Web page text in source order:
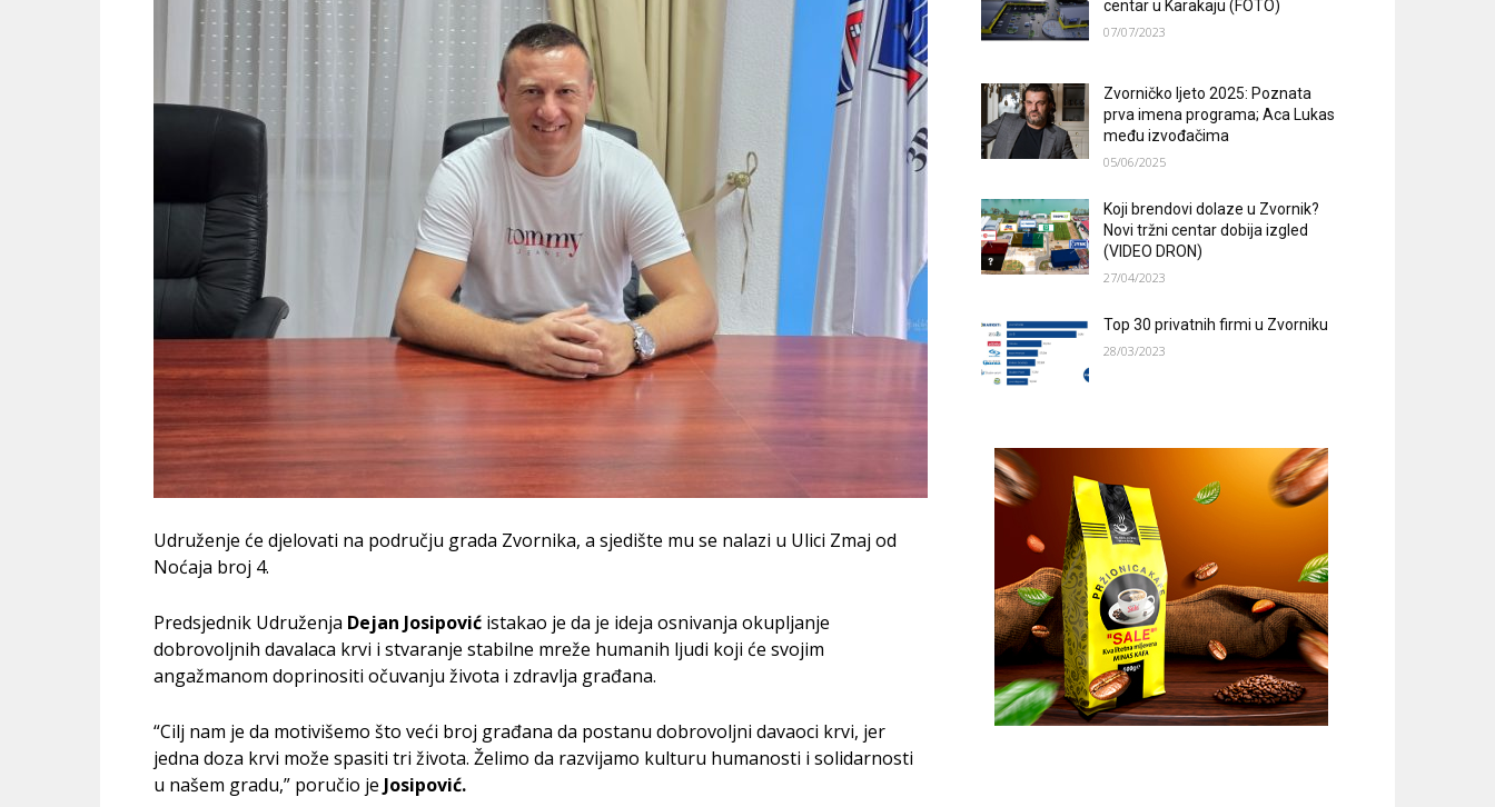
Udruženje će djelovati na području grada Zvornika, a sjedište mu se nalazi u Ulici Zmaj od
Noćaja broj 4.
Predsjednik Udruženja Dejan Josipović istakao je da je ideja osnivanja okupljanje
dobrovoljnih davalaca krvi i stvaranje stabilne mreže humanih ljudi koji će svojim
angažmanom doprinositi očuvanju života i zdravlja građana.
“Cilj nam je da motivišemo što veći broj građana da postanu dobrovoljni davaoci krvi, jer
jedna doza krvi može spasiti tri života. Želimo da razvijamo kulturu humanosti i solidarnosti
u našem gradu,” poručio je Josipović.
centar u Karakaju (FOTO)
07/07/2023
Zvorničko ljeto 2025: Poznata
prva imena programa; Aca Lukas
među izvođačima
05/06/2025
Koji brendovi dolaze u Zvornik?
Novi tržni centar dobija izgled
(VIDEO DRON)
27/04/2023
Top 30 privatnih firmi u Zvorniku
28/03/2023